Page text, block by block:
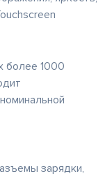
более 1000
зарядки,